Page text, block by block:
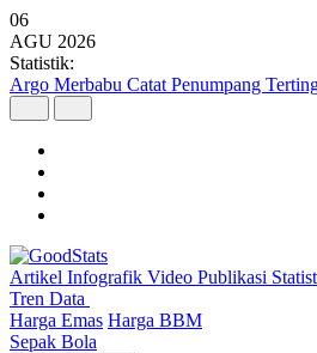
06
AGU 2026
Statistik:
Argo Merbabu Catat Penumpang
Artikel Infografik Video Publikasi
Tren Data
Harga Emas Harga BBM
Sepak Bola